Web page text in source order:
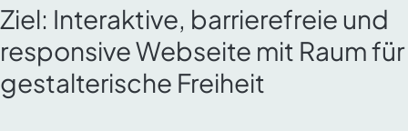
Ziel: Interaktive, barrierefreie und
responsive Webseite mit Raum für
gestalterische Freiheit